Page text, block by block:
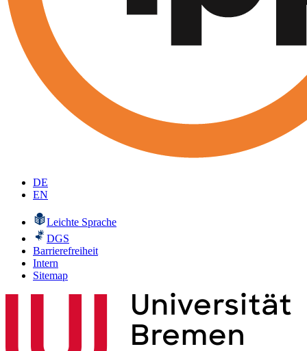
DE
EN
Leichte Sprache
DGS
Barrierefreiheit
Intern
Sitemap